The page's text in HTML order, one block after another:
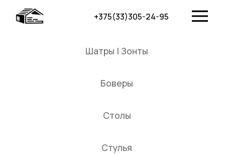
+375(33)305-24-95
Шатры | Зонты
Боверы
Столы
Стулья